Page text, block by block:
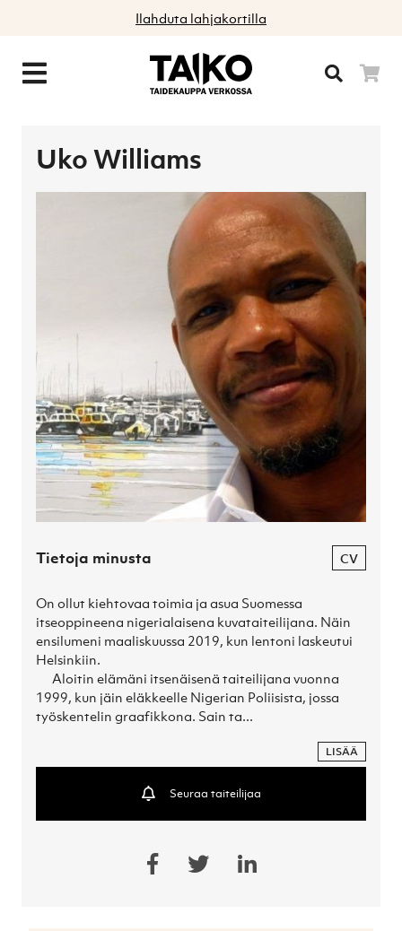
Ilahduta lahjakortilla
Uko Williams
Tietoja minusta CV
On ollut kiehtovaa toimia ja asua Suomessa
itseoppineena nigerialaisena kuvataiteilijana. Näin
ensilumeni maaliskuussa 2019, kun lentoni laskeutui
Helsinkiin.
1999, kun jäin eläkkeelle Nigerian Poliisista, jossa
työskentelin graafikkona. Sain ta...
LISÄÄ
Seuraa taiteilijaa